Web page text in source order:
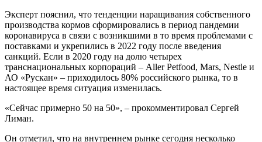
Эксперт пояснил, что тенденции наращивания собственного
производства кормов сформировались в период пандемии
коронавируса в связи с возникшими в то время проблемами с
поставками и укрепились в 2022 году после введения
санкций. Если в 2020 году на долю четырех
транснациональных корпораций – Aller Petfood, Mars, Nestle и
АО «Рускан» – приходилось 80% российского рынка, то в
настоящее время ситуация изменилась.
«Сейчас примерно 50 на 50», – прокомментировал Сергей
Лиман.
Он отметил, что на внутреннем рынке сегодня несколько